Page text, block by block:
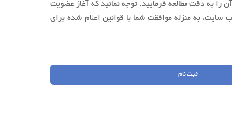
آن را به‌ دقت مطالعه فرماييد. توجه نمائید كه آغاز عضويت
سایت، به منزله موافقت شما با قوانین اعلام ‌شده برای
ثبت نام